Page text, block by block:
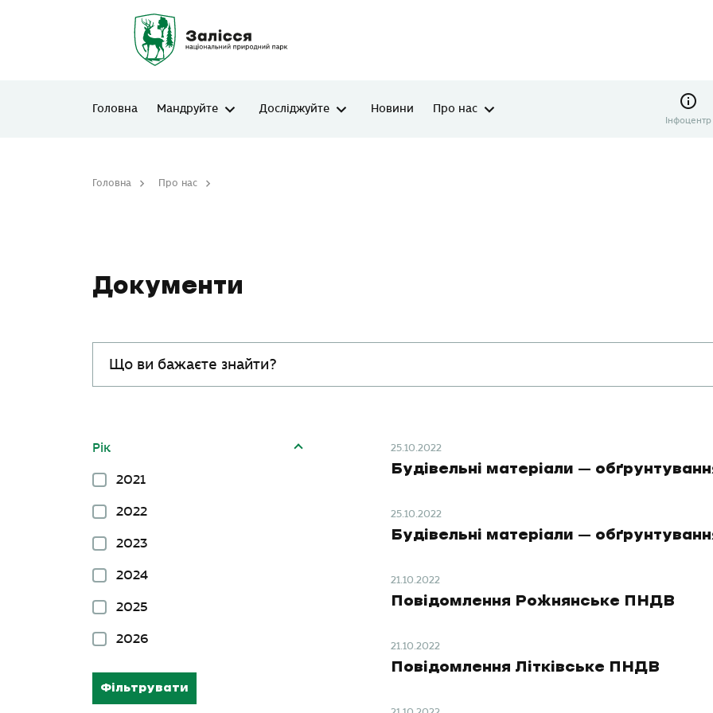
Головна Мандруйте Досліджуйте Новини Про нас
Інфоцентр
Головна Про нас
Документи
Рік
2021
2022
2023
2024
2025
2026
Фільтрувати
25.10.2022
Будівельні матеріали –
25.10.2022
Будівельні матеріали –
21.10.2022
Повідомлення Рожнянське ПНДВ
21.10.2022
Повідомлення Літківське ПНДВ